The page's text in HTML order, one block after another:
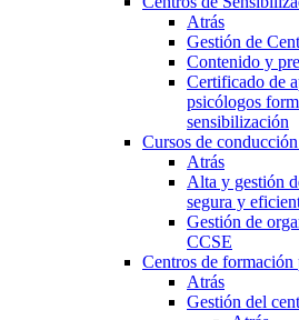
Atrás
Gestión de
Contenido y
Certificado de
psicólogos
sensibilización
Cursos de
Atrás
Alta y gestión
segura y
Gestión de
CCSE
Centros de formación
Atrás
Gestión del